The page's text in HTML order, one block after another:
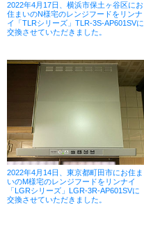
2022年4月17日、横浜市保土ヶ谷区にお
住まいのN様宅のレンジフードをリンナ
イ「TLRシリーズ」TLR-3S-AP601SVに
交換させていただきました。
2022年4月14日、東京都町田市にお住ま
いのM様宅のレンジフードをリンナイ
「LGRシリーズ」LGR-3R-AP601SVに
交換させていただきました。